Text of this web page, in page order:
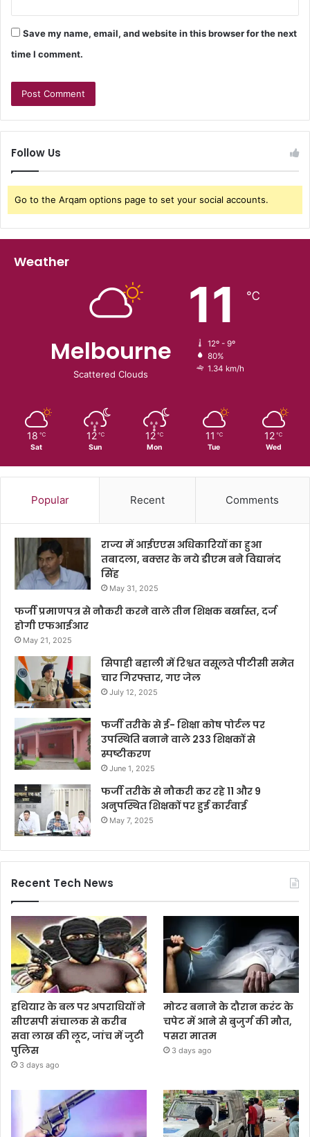
Save my name, email, and website in this browser for the next
time I comment.
Follow Us
Go to the Arqam options page to set your social accounts.
Weather
Melbourne
Scattered Clouds
11 ℃
12º - 9º
80%
1.34 km/h
18 ℃
Sat
12 ℃
Sun
12 ℃
Mon
11 ℃
Tue
12 ℃
Wed
Popular Recent Comments
राज्य में आईएएस अधिकारियों का हुआ
तबादला, बक्सर के नये डीएम बने विद्यानंद
सिंह
May 31, 2025
फर्जी प्रमाणपत्र से नौकरी करने वाले तीन शिक्षक बर्खास्त, दर्ज
होगी एफआईआर
May 21, 2025
सिपाही बहाली में रिश्वत वसूलते पीटीसी समेत
चार गिरफ्तार, गए जेल
July 12, 2025
फर्जी तरीके से ई- शिक्षा कोष पोर्टल पर
उपस्थिति बनाने वाले 233 शिक्षकों से
स्पष्टीकरण
June 1, 2025
फर्जी तरीके से नौकरी कर रहे 11 और 9
अनुपस्थित शिक्षकों पर हुई कार्रवाई
May 7, 2025
Recent Tech News
हथियार के बल पर अपराधियों ने
सीएसपी संचालक से करीब
सवा लाख की लूट, जांच में जुटी
पुलिस
3 days ago
मोटर बनाने के दौरान करंट के
चपेट में आने से बुजुर्ग की मौत,
पसरा मातम
3 days ago